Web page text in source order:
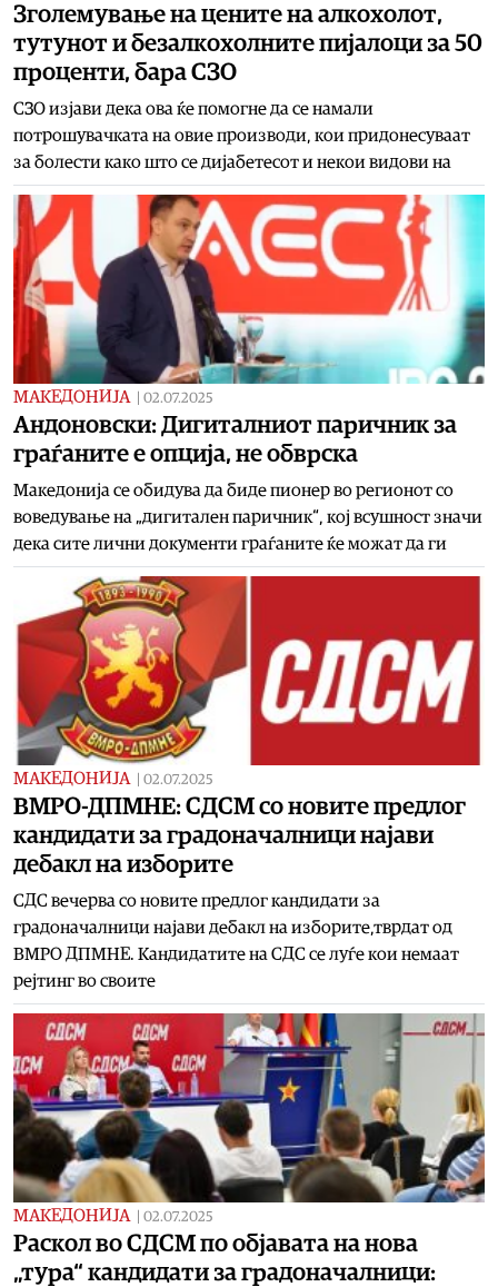
Зголемување на цените на алкохолот,
тутунот и безалкохолните пијалоци за 50
проценти, бара СЗО
СЗО изјави дека ова ќе помогне да се намали
потрошувачката на овие производи, кои придонесуваат
за болести како што се дијабетесот и некои видови на
МАКЕДОНИЈА 02.07.2025
Андоновски: Дигиталниот паричник за
граѓаните е опција, не обврска
Македонија се обидува да биде пионер во регионот со
воведување на „дигитален паричник“, кој всушност значи
дека сите лични документи граѓаните ќе можат да ги
МАКЕДОНИЈА 02.07.2025
ВМРО-ДПМНЕ: СДСМ со новите предлог
кандидати за градоначалници најави
дебакл на изборите
СДС вечерва со новите предлог кандидати за
градоначалници најави дебакл на изборите,тврдат од
ВМРО ДПМНЕ. Кандидатите на СДС се луѓе кои немаат
рејтинг во своите
МАКЕДОНИЈА 02.07.2025
Раскол во СДСМ по објавата на нова
„тура“ кандидати за градоначалници: